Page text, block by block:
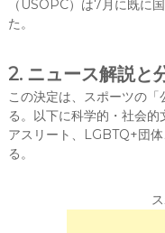
（USOPC）は7月に既に
た。
2. ニュース解説と
この決定は、スポーツの
る。以下に科学的・社会
アスリート、LGBTQ+団
る。